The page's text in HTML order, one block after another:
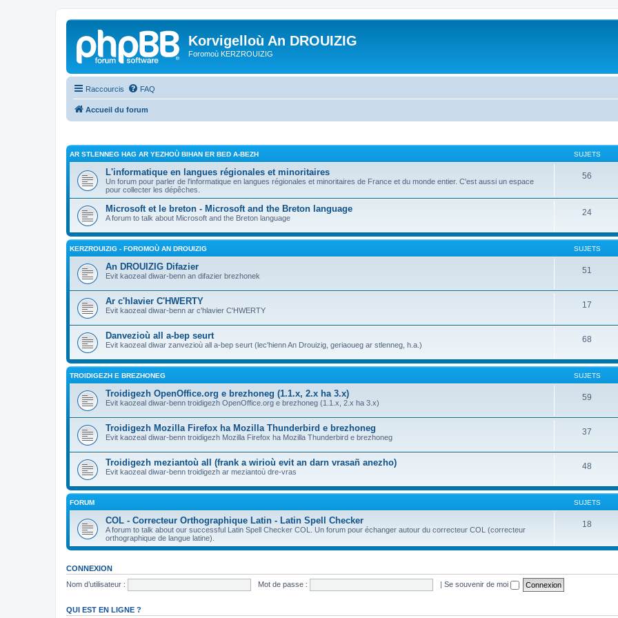
Korvigelloù An DROUIZIG
Foromoù KERZROUIZIG
Raccourcis FAQ
Accueil du forum
AR STLENNEG HAG AR YEZHOÙ BIHAN ER BED A-BEZH SUJETS
L'informatique en langues régionales et minoritaires
Un forum pour parler de l'informatique en langues régionales et minoritaires de France et du monde entier. C'est aussi un espace
pour collecter les dépêches.
56
Microsoft et le breton - Microsoft and the Breton language
A forum to talk about Microsoft and the Breton language
24
KERZROUIZIG - FOROMOÙ AN DROUIZIG SUJETS
An DROUIZIG Difazier
Evit kaozeal diwar-benn an difazier brezhonek
51
Ar c'hlavier C'HWERTY
Evit kaozeal diwar-benn ar c'hlavier C'HWERTY
17
Danvezioù all a-bep seurt
Evit kaozeal diwar zanvezioù all a-bep seurt (lec'hienn An Drouizig, geriaoueg ar stlenneg, h.a.)
68
TROIDIGEZH E BREZHONEG SUJETS
Troidigezh OpenOffice.org e brezhoneg (1.1.x, 2.x ha 3.x)
Evit kaozeal diwar-benn troidigezh OpenOffice.org e brezhoneg (1.1.x, 2.x ha 3.x)
59
Troidigezh Mozilla Firefox ha Mozilla Thunderbird e brezhoneg
Evit kaozeal diwar-benn troidigezh Mozilla Firefox ha Mozilla Thunderbird e brezhoneg
37
Troidigezh meziantoù all (frank a wirioù evit an darn vrasañ anezho)
Evit kaozeal diwar-benn troidigezh ar meziantoù dre-vras
48
FORUM SUJETS
COL - Correcteur Orthographique Latin - Latin Spell Checker
A forum to talk about our successful Latin Spell Checker COL. Un forum pour échanger autour du correcteur COL (correcteur
orthographique de langue latine).
18
CONNEXION
Nom d’utilisateur :
Mot de passe : | Se souvenir de moi
QUI EST EN LIGNE ?